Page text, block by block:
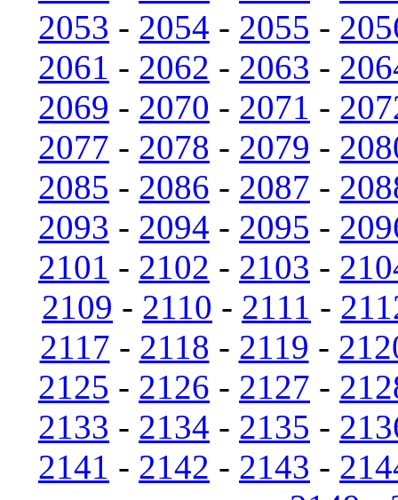
2053 - 2054 - 2055 -
2061 - 2062 - 2063 -
2069 - 2070 - 2071 -
2077 - 2078 - 2079 -
2085 - 2086 - 2087 -
2093 - 2094 - 2095 -
2101 - 2102 - 2103 -
2109 - 2110 - 2111 -
2117 - 2118 - 2119 -
2125 - 2126 - 2127 -
2133 - 2134 - 2135 -
2141 - 2142 - 2143 -